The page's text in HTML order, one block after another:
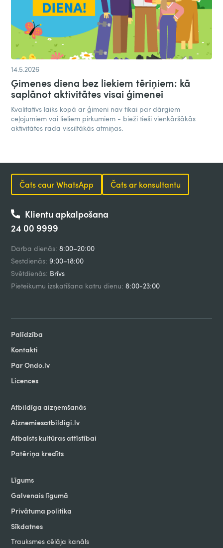
14.5.2026
Ģimenes diena bez liekiem tēriņiem: kā
saplānot aktivitātes visai ģimenei
Kvalitatīvs laiks kopā ar ģimeni nav tikai par dārgiem
ceļojumiem vai lieliem pirkumiem - bieži tieši vienkāršākās
aktivitātes rada vissiltākās atmiņas.
Čats caur WhatsApp Čats ar konsultantu
Klientu apkalpošana
24 00 9999
Darba dienās: 8:00–20:00
Sestdienās: 9:00–18:00
Svētdienās: Brīvs
Pieteikumu izskatīšana katru dienu: 8:00-23:00
Palīdzība
Kontakti
Par Ondo.lv
Licences
Atbildīga aizņemšanās
Aiznemiesatbildigi.lv
Atbalsts kultūras attīstībai
Patēriņa kredīts
Līgums
Galvenais līgumā
Privātuma politika
Sīkdatnes
Trauksmes cēlāja kanāls